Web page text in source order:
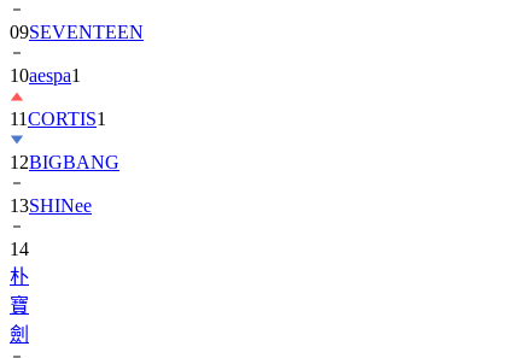
09SEVENTEEN
10aespa1
11CORTIS1
12BIGBANG
13SHINee
14
朴
寶
劍